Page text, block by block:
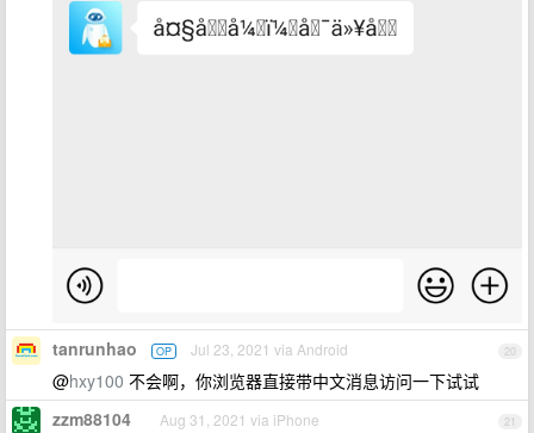
20
tanrunhao OP Jul 23, 2021 via Android
@hxy100 不会啊，你浏览器直接带中文消息访问一下试试
21
zzm88104 Aug 31, 2021 via iPhone